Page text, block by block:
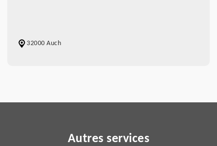
32000 Auch
Autres services